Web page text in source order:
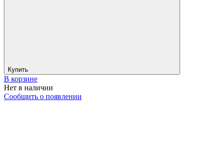
Купить
В корзине
Нет в наличии
Сообщить о появлении